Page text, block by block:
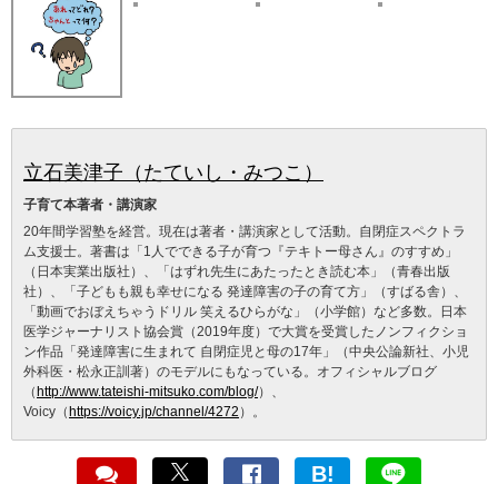
立石美津子（たていし・みつこ）
子育て本著者・講演家
20年間学習塾を経営。現在は著者・講演家として活動。自閉症スペクトラ
ム支援士。著書は「1人でできる子が育つ『テキトー母さん』のすすめ」
（日本実業出版社）、「はずれ先生にあたったとき読む本」（青春出版
社）、「子どもも親も幸せになる 発達障害の子の育て方」（すばる舎）、
「動画でおぼえちゃうドリル 笑えるひらがな」（小学館）など多数。日本
医学ジャーナリスト協会賞（2019年度）で大賞を受賞したノンフィクショ
ン作品「発達障害に生まれて 自閉症児と母の17年」（中央公論新社、小児
外科医・松永正訓著）のモデルにもなっている。オフィシャルブログ
（ http://www.tateishi-mitsuko.com/blog/）、
Voicy（ https://voicy.jp/channel/4272 ）。
B!